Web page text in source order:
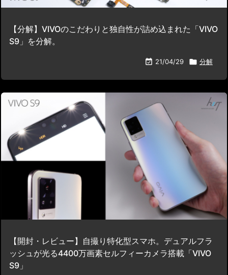
【分解】VIVOのこだわりと独自性が詰め込まれた「VIVO
S9」を分解。
 21/04/29  分解
【開封・レビュー】自撮り特化型スマホ。デュアルフラ
ッシュが光る4400万画素セルフィーカメラ搭載「VIVO
S9」